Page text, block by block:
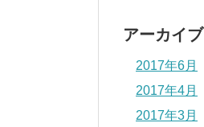
アーカイブ
2017年6月
2017年4月
2017年3月